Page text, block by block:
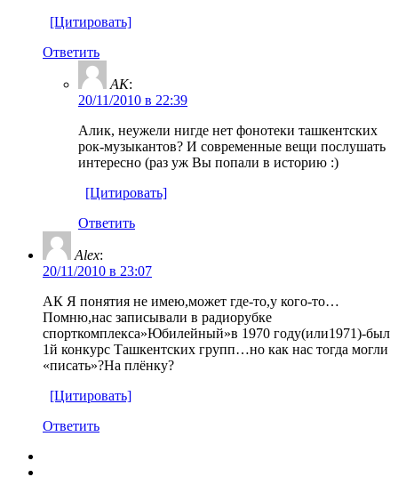
[Цитировать]
Ответить
AK:
20/11/2010 в 22:39
Алик, неужели нигде нет фонотеки ташкентских
рок-музыкантов? И современные вещи послушать
интересно (раз уж Вы попали в историю :)
[Цитировать]
Ответить
Alex:
20/11/2010 в 23:07
АК Я понятия не имею,может где-то,у кого-то…
Помню,нас записывали в радиорубке
спорткомплекса»Юбилейный»в 1970 году(или1971)-был
1й конкурс Ташкентских групп…но как нас тогда могли
«писать»?На плёнку?
[Цитировать]
Ответить